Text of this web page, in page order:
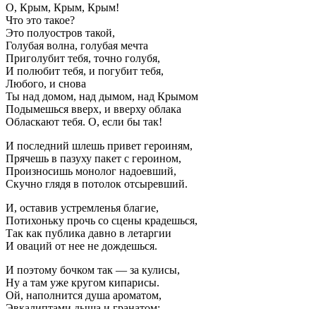
О, Крым, Крым, Крым!
Что это такое?
Это полуостров такой,
Голубая волна, голубая мечта
Приголубит тебя, точно голубя,
И полюбит тебя, и погубит тебя,
Любого, и снова
Ты над домом, над дымом, над Крымом
Подымешься вверх, и вверху облака
Обласкают тебя. О, если бы так!
И последний шлешь привет героиням,
Прячешь в пазуху пакет с героином,
Произносишь монолог надоевший,
Скучно глядя в потолок отсыревший.
И, оставив устремленья благие,
Потихоньку прочь со сцены крадешься,
Так как публика давно в летаргии
И оваций от нее не дождешься.
И поэтому бочком так — за кулисы,
Ну а там уже кругом кипарисы.
Ой, наполнится душа ароматом,